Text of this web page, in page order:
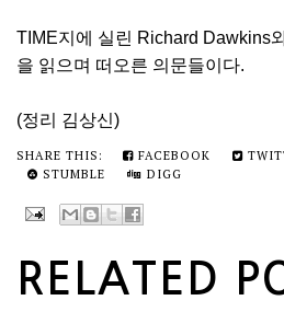
TIME지에 실린 Richard Dawkins
을 읽으며 떠오른 의문들이다.
(정리 김상신)
SHARE THIS: FACEBOOK
STUMBLE
DIGG
RELATED